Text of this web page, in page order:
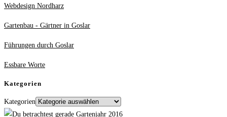
Webdesign Nordharz
Gartenbau - Gärtner in Goslar
Führungen durch Goslar
Essbare Worte
Kategorien
Kategorien